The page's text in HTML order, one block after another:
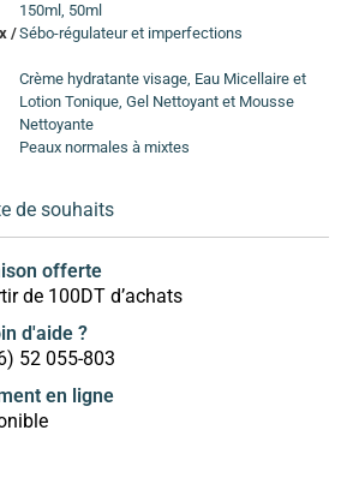
150ml, 50ml
/Sébo-régulateur et imperfections
Crème hydratante visage, Eau Micellaire et
Lotion Tonique, Gel Nettoyant et Mousse
Nettoyante
Peaux normales à mixtes
de souhaits
offerte
de 100DT d’achats
d'aide ?
52 055-803
en ligne